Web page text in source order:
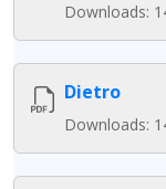
Downloads:
Dietro
Downloads: